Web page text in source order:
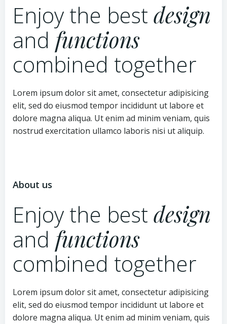
Enjoy the best design
and functions
combined together
Lorem ipsum dolor sit amet, consectetur adipisicing
elit, sed do eiusmod tempor incididunt ut labore et
dolore magna aliqua. Ut enim ad minim veniam, quis
nostrud exercitation ullamco laboris nisi ut aliquip.
About us
Enjoy the best design
and functions
combined together
Lorem ipsum dolor sit amet, consectetur adipisicing
elit, sed do eiusmod tempor incididunt ut labore et
dolore magna aliqua. Ut enim ad minim veniam, quis